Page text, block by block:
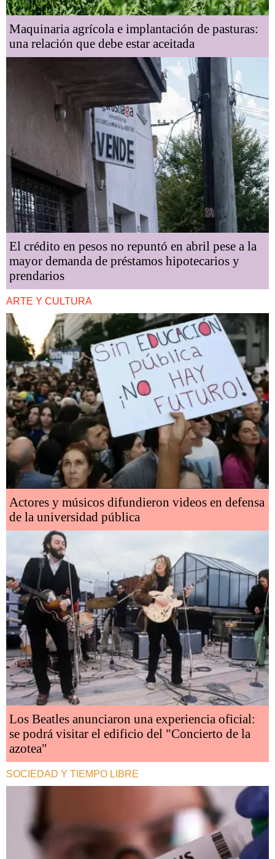
Maquinaria agrícola e implantación de pasturas:
una relación que debe estar aceitada
El crédito en pesos no repuntó en abril pese a la
mayor demanda de préstamos hipotecarios y
prendarios
ARTE Y CULTURA
Actores y músicos difundieron videos en defensa
de la universidad pública
Los Beatles anunciaron una experiencia oficial:
se podrá visitar el edificio del "Concierto de la
azotea"
SOCIEDAD Y TIEMPO LIBRE